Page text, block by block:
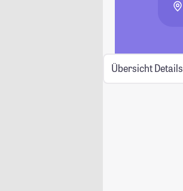
Übersicht Details